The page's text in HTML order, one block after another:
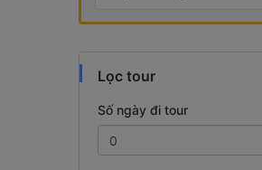
Lọc tour
Số ngày đi tour